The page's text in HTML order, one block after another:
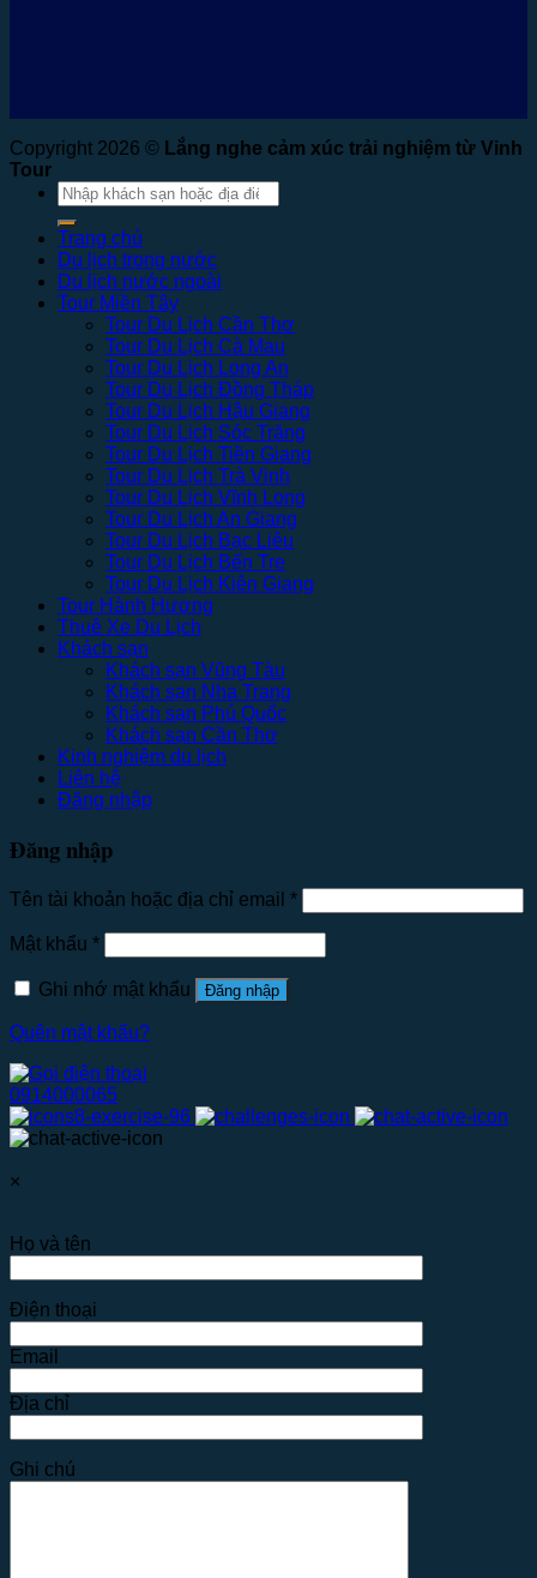
Copyright 2026 © Lắng nghe cảm xúc trải nghiệm từ Vinh
Tour
Tìm
kiếm:
Trang chủ
Du lịch trong nước
Du lịch nước ngoài
Tour Miền Tây
Tour Du Lịch Cần Thơ
Tour Du Lịch Cà Mau
Tour Du Lịch Long An
Tour Du Lịch Đồng Tháp
Tour Du Lịch Hậu Giang
Tour Du Lịch Sóc Trăng
Tour Du Lịch Tiền Giang
Tour Du Lịch Trà Vinh
Tour Du Lịch Vĩnh Long
Tour Du Lịch An Giang
Tour Du Lịch Bạc Liêu
Tour Du Lịch Bến Tre
Tour Du Lịch Kiên Giang
Tour Hành Hương
Thuê Xe Du Lịch
Khách sạn
Khách sạn Vũng Tàu
Khách sạn Nha Trang
Khách sạn Phú Quốc
Khách sạn Cần Thơ
Kinh nghiệm du lịch
Liên hệ
Đăng nhập
Đăng nhập
Tên tài khoản hoặc địa chỉ email *
Mật khẩu *
Ghi nhớ mật khẩu Đăng nhập
Quên mật khẩu?
0914000065
×
Họ và tên
Điện thoại
Email
Địa chỉ
Ghi chú